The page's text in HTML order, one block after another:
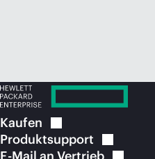
Kaufen
Produktsupport